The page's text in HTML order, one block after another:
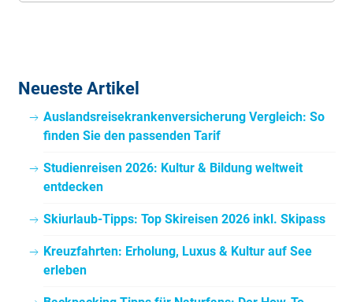
Neueste Artikel
Auslandsreisekrankenversicherung Vergleich: So
finden Sie den passenden Tarif
Studienreisen 2026: Kultur & Bildung weltweit
entdecken
Skiurlaub-Tipps: Top Skireisen 2026 inkl. Skipass
Kreuzfahrten: Erholung, Luxus & Kultur auf See
erleben